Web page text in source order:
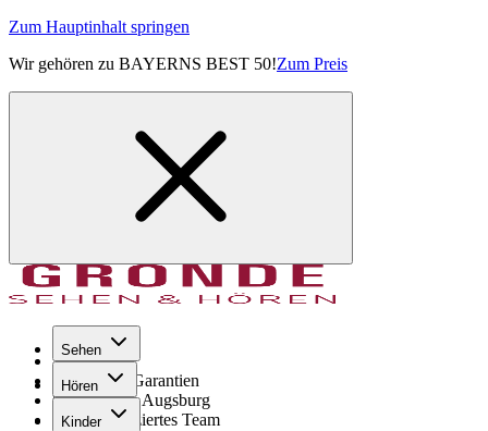
Zum Hauptinhalt springen
Wir gehören zu BAYERNS BEST 50!Zum Preis
Sehen
Hören
Kinder
Seit 1971
GRONDE Garantien
8× im Raum Augsburg
Hochqualifiziertes Team